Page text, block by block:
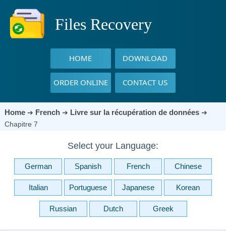
Files Recovery
HOME DOWNLOAD
ORDER ONLINE CONTACT US
Home➔ French ➔ Livre sur la récupération de données➔
Chapitre 7
Select your Language:
German Spanish French Chinese
Italian Portuguese Japanese Korean
Russian Dutch Greek